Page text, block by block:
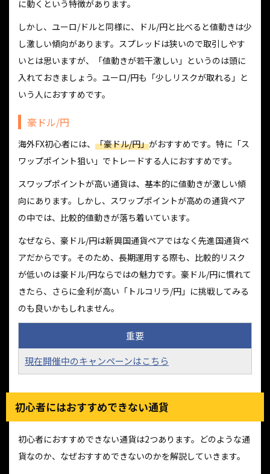
に動くという特徴があります。
しかし、ユーロ/ドルと同様に、ドル/円と比べると値動きは少
し激しい傾向があります。スプレッドは狭いので取引しやす
いとは思いますが、「値動きが若干激しい」というのは頭に
入れておきましょう。ユーロ/円も「少しリスクが取れる」と
いう人におすすめです。
豪ドル/円
海外FX初心者には、 「豪ドル/円」がおすすめです。特に「ス
ワップポイント狙い」でトレードする人におすすめです。
スワップポイントが高い通貨は、基本的に値動きが激しい傾
向にあります。しかし、スワップポイントが高めの通貨ペア
の中では、比較的値動きが落ち着いています。
なぜなら、豪ドル/円は新興国通貨ペアではなく先進国通貨ペ
アだからです。そのため、長期運用する際も、比較的リスク
が低いのは豪ドル/円ならではの魅力です。豪ドル/円に慣れて
きたら、さらに金利が高い「トルコリラ/円」に挑戦してみる
のも良いかもしれません。
重要
現在開催中のキャンペーンはこちら
初心者にはおすすめできない通貨
初心者におすすめできない通貨は2つあります。どのような通
貨なのか、なぜおすすめできないのかを解説していきます。